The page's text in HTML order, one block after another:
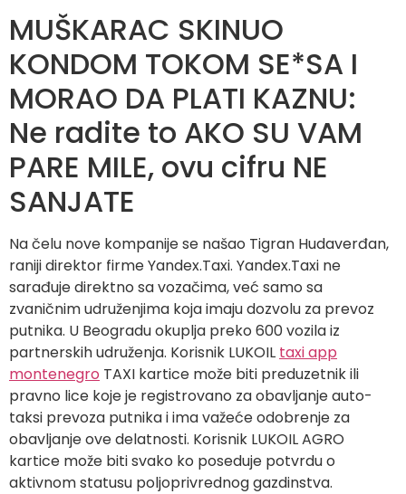
MUŠKARAC SKINUO
KONDOM TOKOM SE*SA I
MORAO DA PLATI KAZNU:
Ne radite to AKO SU VAM
PARE MILE, ovu cifru NE
SANJATE
Na čelu nove kompanije se našao Tigran Hudaverđan,
raniji direktor firme Yandex.Taxi. Yandex.Taxi ne
sarađuje direktno sa vozačima, već samo sa
zvaničnim udruženjima koja imaju dozvolu za prevoz
putnika. U Beogradu okuplja preko 600 vozila iz
partnerskih udruženja. Korisnik LUKOIL taxi app
montenegro TAXI kartice može biti preduzetnik ili
pravno lice koje je registrovano za obavljanje auto-
taksi prevoza putnika i ima važeće odobrenje za
obavljanje ove delatnosti. Korisnik LUKOIL AGRO
kartice može biti svako ko poseduje potvrdu o
aktivnom statusu poljoprivrednog gazdinstva.